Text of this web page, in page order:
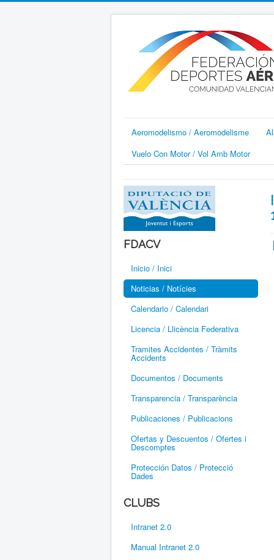
Aeromodelismo / Aeromodelisme
Vuelo Con Motor / Vol Amb Motor
FDACV
Inicio / Inici
Noticias / Notícies
Calendario / Calendari
Licencia / Llicència Federativa
Tramites Accidentes / Tràmits
Accidents
Documentos / Documents
Transparencia / Transparència
Publicaciones / Publicacions
Ofertas y Descuentos / Ofertes i
Descomptes
Protección Datos / Protecció
Dades
CLUBS
Intranet 2.0
Manual Intranet 2.0